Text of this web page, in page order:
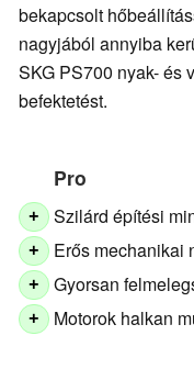
bekapcsolt
nagyjából annyiba
SKG PS700 nyak- és
befektetést.
Pro
+ Szilárd építési
+ Erős mechanikai
+ Gyorsan
+ Motorok halkan